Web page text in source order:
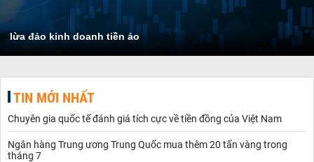
lừa đảo kinh doanh tiền ảo
TIN MỚI NHẤT
Chuyên gia quốc tế đánh giá tích cực về tiền đồng của Việt Nam
Ngân hàng Trung ương Trung Quốc mua thêm 20 tấn vàng trong
tháng 7